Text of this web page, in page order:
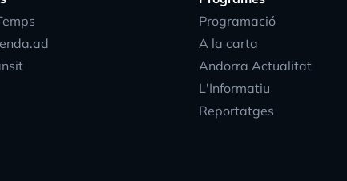
Programació
A la carta
Andorra Actualitat
L'Informatiu
Reportatges